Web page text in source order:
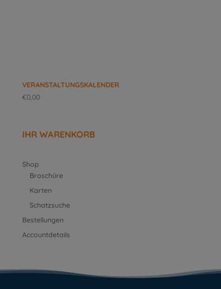
VERANSTALTUNGSKALENDER
€0,00
IHR WARENKORB
Shop
Broschüre
Karten
Schatzsuche
Bestellungen
Accountdetails